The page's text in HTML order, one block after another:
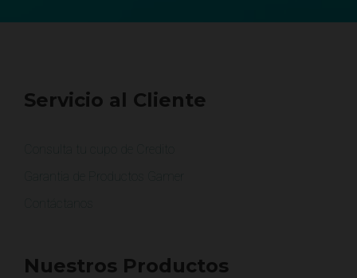
Servicio al Cliente
Consulta tu cupo de Credito
Garantia de Productos Gamer
Contáctanos
Nuestros Productos